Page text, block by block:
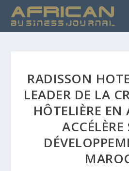
RADISSON
LEADER DE LA
HÔTELIÈRE EN
ACCÉLÈRE